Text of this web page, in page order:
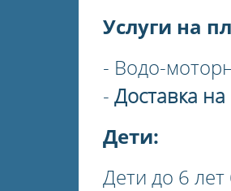
Услуги на
- Водо-
- Доставка
Дети:
Дети до 6